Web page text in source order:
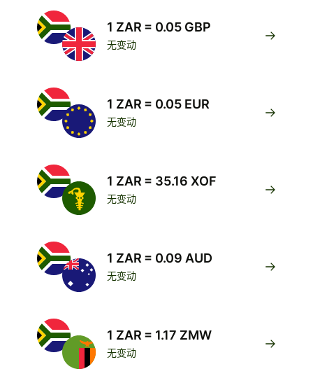
1 ZAR = 0.05 GBP
无变动
1 ZAR = 0.05 EUR
无变动
1 ZAR = 35.16 XOF
无变动
1 ZAR = 0.09 AUD
无变动
1 ZAR = 1.17 ZMW
无变动